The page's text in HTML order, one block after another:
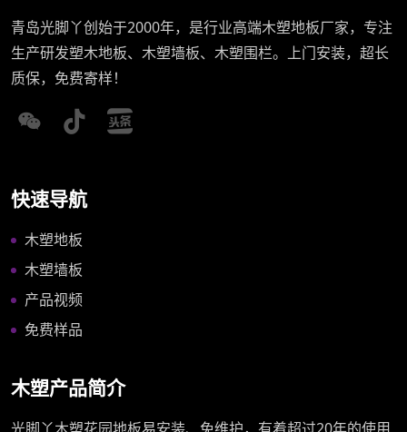
青岛光脚丫创始于2000年，是行业高端木塑地板厂家，专注
生产研发塑木地板、木塑墙板、木塑围栏。上门安装，超长
质保，免费寄样！
快速导航
木塑地板
木塑墙板
产品视频
免费样品
木塑产品简介